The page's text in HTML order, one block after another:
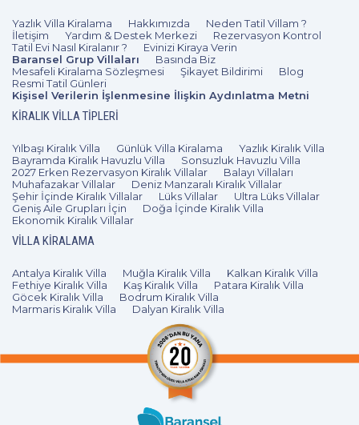
Yazlık Villa Kiralama Hakkımızda
Neden Tatil Villam ?
İletişim
Yardım & Destek Merkezi
Rezervasyon Kontrol
Tatil Evi Nasıl Kiralanır ?
Evinizi Kiraya Verin
Baransel Grup Villaları
Basında Biz
Mesafeli Kiralama Sözleşmesi
Şikayet Bildirimi
Blog
Resmi Tatil Günleri
Kişisel Verilerin İşlenmesine İlişkin Aydınlatma Metni
KIRALIK VILLA TIPLERI
Yılbaşı Kiralık Villa Günlük Villa Kiralama
Yazlık Kiralık Villa
Bayramda Kiralık Havuzlu Villa
Sonsuzluk Havuzlu Villa
2027 Erken Rezervasyon Kiralık Villalar
Balayı Villaları
Muhafazakar Villalar
Deniz Manzaralı Kiralık Villalar
Şehir İçinde Kiralık Villalar
Lüks Villalar
Ultra Lüks Villalar
Geniş Aile Grupları İçin
Doğa İçinde Kiralık Villa
Ekonomik Kiralık Villalar
VILLA KIRALAMA
Antalya Kiralık Villa Muğla Kiralık Villa
Kalkan Kiralık Villa
Fethiye Kiralık Villa
Kaş Kiralık Villa
Patara Kiralık Villa
Göcek Kiralık Villa
Bodrum Kiralık Villa
Marmaris Kiralık Villa
Dalyan Kiralık Villa